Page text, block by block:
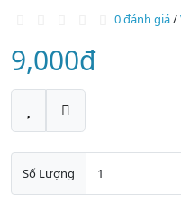
0 đánh giá/
9,000đ
Số Lượng